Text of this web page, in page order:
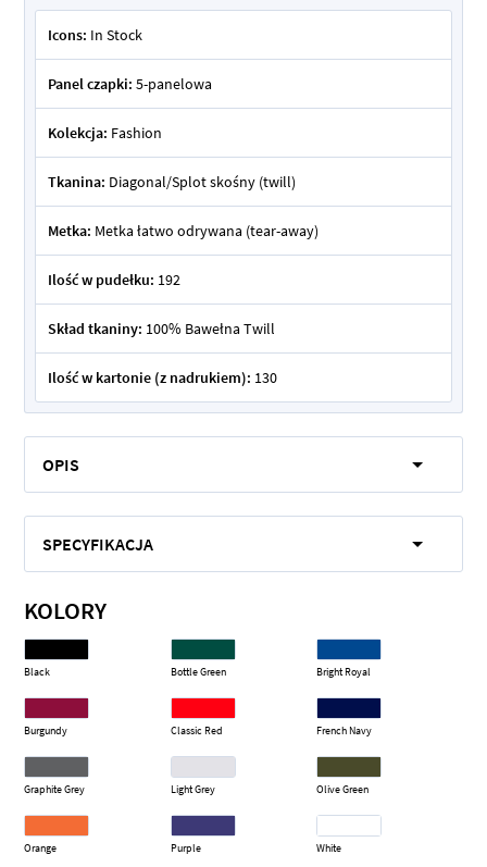
Icons: In Stock
Panel czapki: 5-panelowa
Kolekcja: Fashion
Tkanina: Diagonal/Splot skośny (twill)
Metka: Metka łatwo odrywana (tear-away)
Ilość w pudełku: 192
Skład tkaniny: 100% Bawełna Twill
Ilość w kartonie (z nadrukiem): 130
OPIS
SPECYFIKACJA
KOLORY
Black Bottle Green Bright Royal
Burgundy Classic Red French Navy
Graphite Grey Light Grey Olive Green
Orange Purple White